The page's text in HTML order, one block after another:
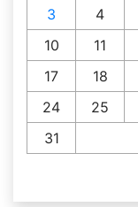
3
4
10
11
17
18
24
25
31